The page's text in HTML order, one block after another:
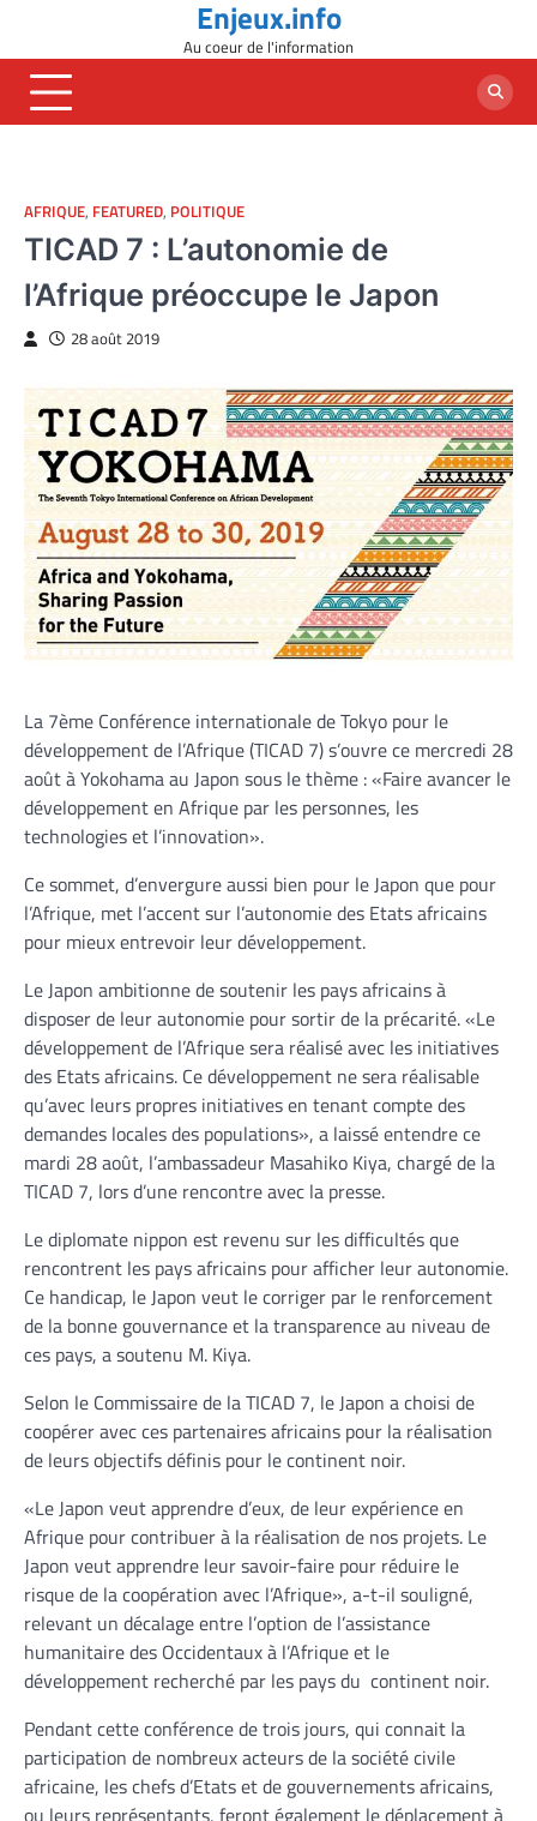
content
Enjeux.info
Au coeur de l'information
AFRIQUE, FEATURED, POLITIQUE
TICAD 7 : L’autonomie de
l’Afrique préoccupe le Japon
28 août 2019
La 7ème Conférence internationale de Tokyo pour le
développement de l’Afrique (TICAD 7) s’ouvre ce mercredi 28
août à Yokohama au Japon sous le thème : «Faire avancer le
développement en Afrique par les personnes, les
technologies et l’innovation».
Ce sommet, d’envergure aussi bien pour le Japon que pour
l’Afrique, met l’accent sur l’autonomie des Etats africains
pour mieux entrevoir leur développement.
Le Japon ambitionne de soutenir les pays africains à
disposer de leur autonomie pour sortir de la précarité. «Le
développement de l’Afrique sera réalisé avec les initiatives
des Etats africains. Ce développement ne sera réalisable
qu’avec leurs propres initiatives en tenant compte des
demandes locales des populations», a laissé entendre ce
mardi 28 août, l’ambassadeur Masahiko Kiya, chargé de la
TICAD 7, lors d’une rencontre avec la presse.
Le diplomate nippon est revenu sur les difficultés que
rencontrent les pays africains pour afficher leur autonomie.
Ce handicap, le Japon veut le corriger par le renforcement
de la bonne gouvernance et la transparence au niveau de
ces pays, a soutenu M. Kiya.
Selon le Commissaire de la TICAD 7, le Japon a choisi de
coopérer avec ces partenaires africains pour la réalisation
de leurs objectifs définis pour le continent noir.
«Le Japon veut apprendre d’eux, de leur expérience en
Afrique pour contribuer à la réalisation de nos projets. Le
Japon veut apprendre leur savoir-faire pour réduire le
risque de la coopération avec l’Afrique», a-t-il souligné,
relevant un décalage entre l’option de l’assistance
humanitaire des Occidentaux à l’Afrique et le
développement recherché par les pays du continent noir.
Pendant cette conférence de trois jours, qui connait la
participation de nombreux acteurs de la société civile
africaine, les chefs d’Etats et de gouvernements africains,
ou leurs représentants, feront également le déplacement à